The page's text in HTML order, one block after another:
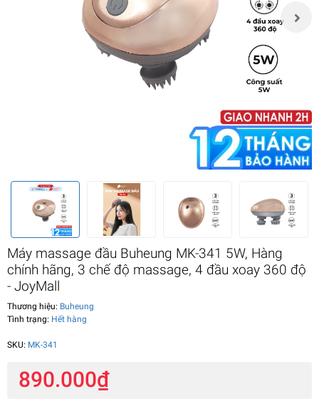
Máy massage đầu Buheung MK-341 5W, Hàng
chính hãng, 3 chế độ massage, 4 đầu xoay 360 độ
- JoyMall
Thương hiệu: Buheung
Tình trạng: Hết hàng
SKU: MK-341
890.000₫